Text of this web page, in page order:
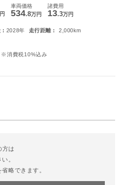
車両価格
534.8万円
諸費用
13.3万円
: 2028年 走行距離 :
2,000km
消費税10%込み
方は
。
略できます。